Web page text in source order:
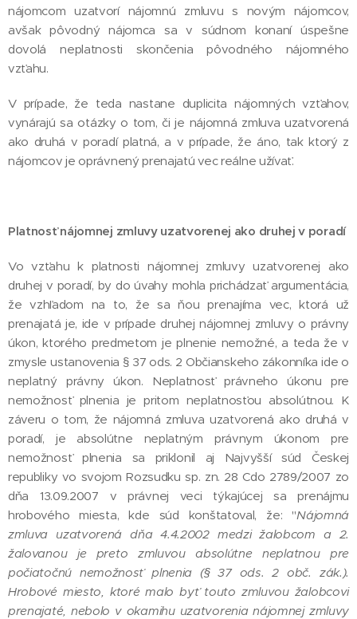
nájomcom uzatvorí nájomnú zmluvu s novým nájomcov,
avšak pôvodný nájomca sa v súdnom konaní úspešne
dovolá neplatnosti skončenia pôvodného nájomného
vzťahu.
V prípade, že teda nastane duplicita nájomných vzťahov,
vynárajú sa otázky o tom, či je nájomná zmluva uzatvorená
ako druhá v poradí platná, a v prípade, že áno, tak ktorý z
nájomcov je oprávnený prenajatú vec reálne užívať.
Platnosť nájomnej zmluvy uzatvorenej ako druhej v poradí
Vo vzťahu k platnosti nájomnej zmluvy uzatvorenej ako
druhej v poradí, by do úvahy mohla prichádzať argumentácia,
že vzhľadom na to, že sa ňou prenajíma vec, ktorá už
prenajatá je, ide v prípade druhej nájomnej zmluvy o právny
úkon, ktorého predmetom je plnenie nemožné, a teda že v
zmysle ustanovenia § 37 ods. 2 Občianskeho zákonníka ide o
neplatný právny úkon. Neplatnosť právneho úkonu pre
nemožnosť plnenia je pritom neplatnosťou absolútnou. K
záveru o tom, že nájomná zmluva uzatvorená ako druhá v
poradí, je absolútne neplatným právnym úkonom pre
nemožnosť plnenia sa priklonil aj Najvyšší súd Českej
republiky vo svojom Rozsudku sp. zn. 28 Cdo 2789/2007 zo
dňa 13.09.2007 v právnej veci týkajúcej sa prenájmu
hrobového miesta, kde súd konštatoval, že: "Nájomná
zmluva uzatvorená dňa 4.4.2002 medzi žalobcom a 2.
žalovanou je preto zmluvou absolútne neplatnou pre
počiatočnú nemožnosť plnenia (§ 37 ods. 2 obč. zák.).
Hrobové miesto, ktoré malo byť touto zmluvou žalobcovi
prenajaté, nebolo v okamihu uzatvorenia nájomnej zmluvy